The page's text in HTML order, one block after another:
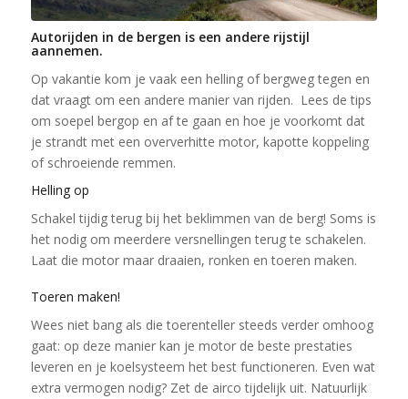
Autorijden in de bergen is een andere rijstijl
aannemen.
Op vakantie kom je vaak een helling of bergweg tegen en
dat vraagt om een andere manier van rijden. Lees de tips
om soepel bergop en af te gaan en hoe je voorkomt dat
je strandt met een oververhitte motor, kapotte koppeling
of schroeiende remmen.
Helling op
Schakel tijdig terug bij het beklimmen van de berg! Soms is
het nodig om meerdere versnellingen terug te schakelen.
Laat die motor maar draaien, ronken en toeren maken.
Toeren maken!
Wees niet bang als die toerenteller steeds verder omhoog
gaat: op deze manier kan je motor de beste prestaties
leveren en je koelsysteem het best functioneren. Even wat
extra vermogen nodig? Zet de airco tijdelijk uit. Natuurlijk